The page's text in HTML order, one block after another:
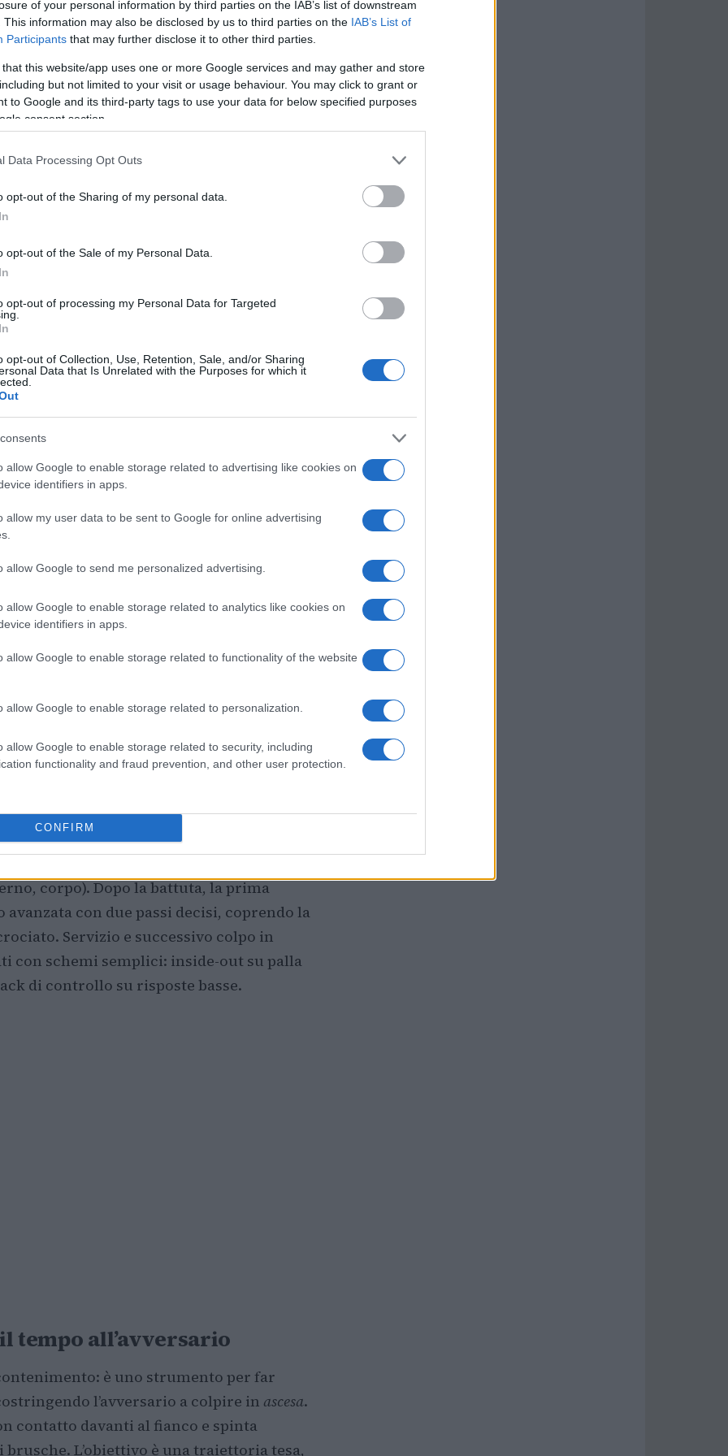
of your personal information by third parties on the IAB’s list of downstream
This information may also be disclosed by us to third parties on the IAB’s List of
Participants that may further disclose it to other third parties.
that this website/app uses one or more Google services and may gather and store
but not limited to your visit or usage behaviour. You may click to grant or
to Google and its third-party tags to use your data for below specified purposes
consent section.
Data Processing Opt Outs
opt-out of the Sharing of my personal data.
opt-out of the Sale of my Personal Data.
opt-out of processing my Personal Data for Targeted
opt-out of Collection, Use, Retention, Sale, and/or Sharing
Data that Is Unrelated with the Purposes for which it
allow Google to enable storage related to advertising like cookies on
identifiers in apps.
allow my user data to be sent to Google for online advertising
allow Google to send me personalized advertising.
allow Google to enable storage related to analytics like cookies on
identifiers in apps.
allow Google to enable storage related to functionality of the website
allow Google to enable storage related to personalization.
allow Google to enable storage related to security, including
functionality and fraud prevention, and other user protection.
CONFIRM
e corroborate dall’esperienza: servizio
il ritmo,voléecompatta e
proposti anche esercizi essenziali
struttura segue i temi chiave: lettura della
gioco di volo, geometrie, footwork e una
erba
compatti, anticipazionevisiva e una
penetranti sono più efficaci delle
margine e loslice
davanti alla linea e attacca le
dell’appoggio diventa decisiva: passi
bilanciamento sul metatarso aiutano a
e prime intenzioni
rapidi. L’idea è combinare direzioni e
sliceesterno per aprire l’angolo,
Il ritmo preferibile è fluido, con
corpo). Dopo la battuta, la prima
con due passi decisi, coprendo la
Servizio e successivo colpo in
con schemi semplici: inside-out su palla
di controllo su risposte basse.
tempo all’avversario
è uno strumento per far
l’avversario a colpire in ascesa.
contatto davanti al fianco e spinta
L’obiettivo è una traiettoria tesa,